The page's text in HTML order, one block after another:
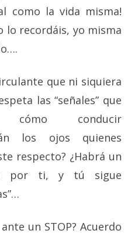
como la vida misma!
lo recordáis, yo misma
que ni siquiera
las “señales” que
cómo conducir
los ojos quienes
respecto? ¿Habrá un
por ti, y
tú sigue
un STOP? Acuerdo